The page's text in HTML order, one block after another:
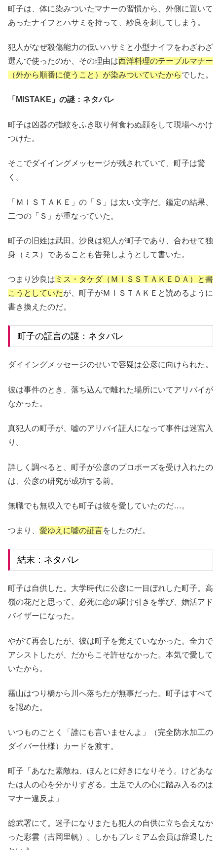
町子は、体に染みついたマナーの習慣から、外側に置いて
あったナイフとハサミを持って、紗良を刺してしまう。
犯人がなぜ殺傷能力の低いハサミと小型ナイフをわざわざ
選んで使ったのか、その理由は西洋料理のテーブルマナー
（外から順番に使うこと）が染みついていたからでした。
「MISTAKE」の謎：ネタバレ
町子は凶器の指紋をふき取り何食わぬ顔をして現場へかけ
つけた。
そこでダイイングメッセージが残されていて、町子は驚
く。
「ＭＩＳＴＡＫＥ」の「Ｓ」は太い文字だ。鑑定の結果、
二つの「Ｓ」が重なっていた。
町子の旧姓は武田。沙良は犯人が町子であり、合わせて独
身（ミス）であることも告発しようとして書いた。
つまり沙良は ミス・タケダ（ＭＩＳＳＴＡＫＥＤＡ）と書
こうとしていたが、町子がＭＩＳＴＡＫＥと読めるように
書き換えたのだ。
町子の証言の謎：ネタバレ
ダイイングメッセージのせいで容疑は公彦に向けられた。
彼は事件のとき、落ち込んで離れた場所にいてアリバイが
なかった。
真犯人の町子が、嘘のアリバイ証人になって事件は迷宮入
り。
詳しく調べると、町子が公彦のプロポーズを受け入れたの
は、公彦の研究が成功する前。
無職でも無収入でも町子は彼を愛していたのだ…。
つまり、 愛ゆえに嘘の証言をしたのだ。
結末：ネタバレ
町子は自供した。大学時代に公彦に一目ぼれした町子。高
嶺の花だと思って、必死に恋の駆け引きを学び、婚活アド
バイザーになった。
やがて再会したが、彼は町子を覚えていなかった。全力で
アシストしたが、だからこそ許せなかった。本気で愛して
いたから。
霧山はつり橋から川へ落ちたが無事だった。町子はすべて
を認めた。
いつものごとく「誰にも言いませんよ」（完全防水加工の
ダイバー仕様）カードを渡す。
町子「あなた素敵ね、ほんとに好きになりそう。けどあな
たは人の心を分かりすぎる。土足で人の心に踏み入るのは
マナー違反よ」
総武署にて。迷子になりまたも犯人の自供に立ち会えなか
った彩雲（吉岡里帆）。しかもプレミアム会員は辞退した